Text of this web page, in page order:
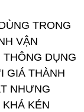
TRONG
VẬN
DỤNG
GIÁ THÀNH
NHƯNG
KÉN